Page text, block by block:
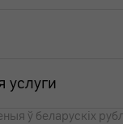
услуги
ў беларускіх